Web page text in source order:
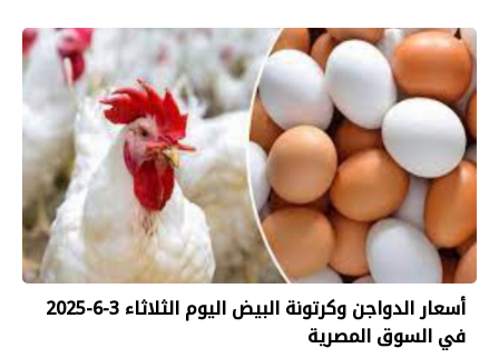
أسعار الدواجن وكرتونة البيض اليوم الثلاثاء 3-6-2025
في السوق المصرية